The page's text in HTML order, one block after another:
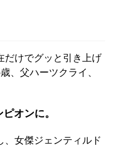
けでグッと引き上げ
、父ハーツクライ、
オンに。
女傑ジェンティルド